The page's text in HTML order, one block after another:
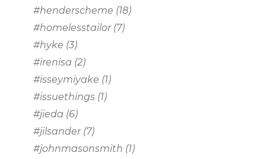
#henderscheme (18)
#homelesstailor(7)
#hyke (3)
#irenisa (2)
#isseymiyake (1)
#issuethings (1)
#jieda (6)
#jilsander(7)
#johnmasonsmith (1)